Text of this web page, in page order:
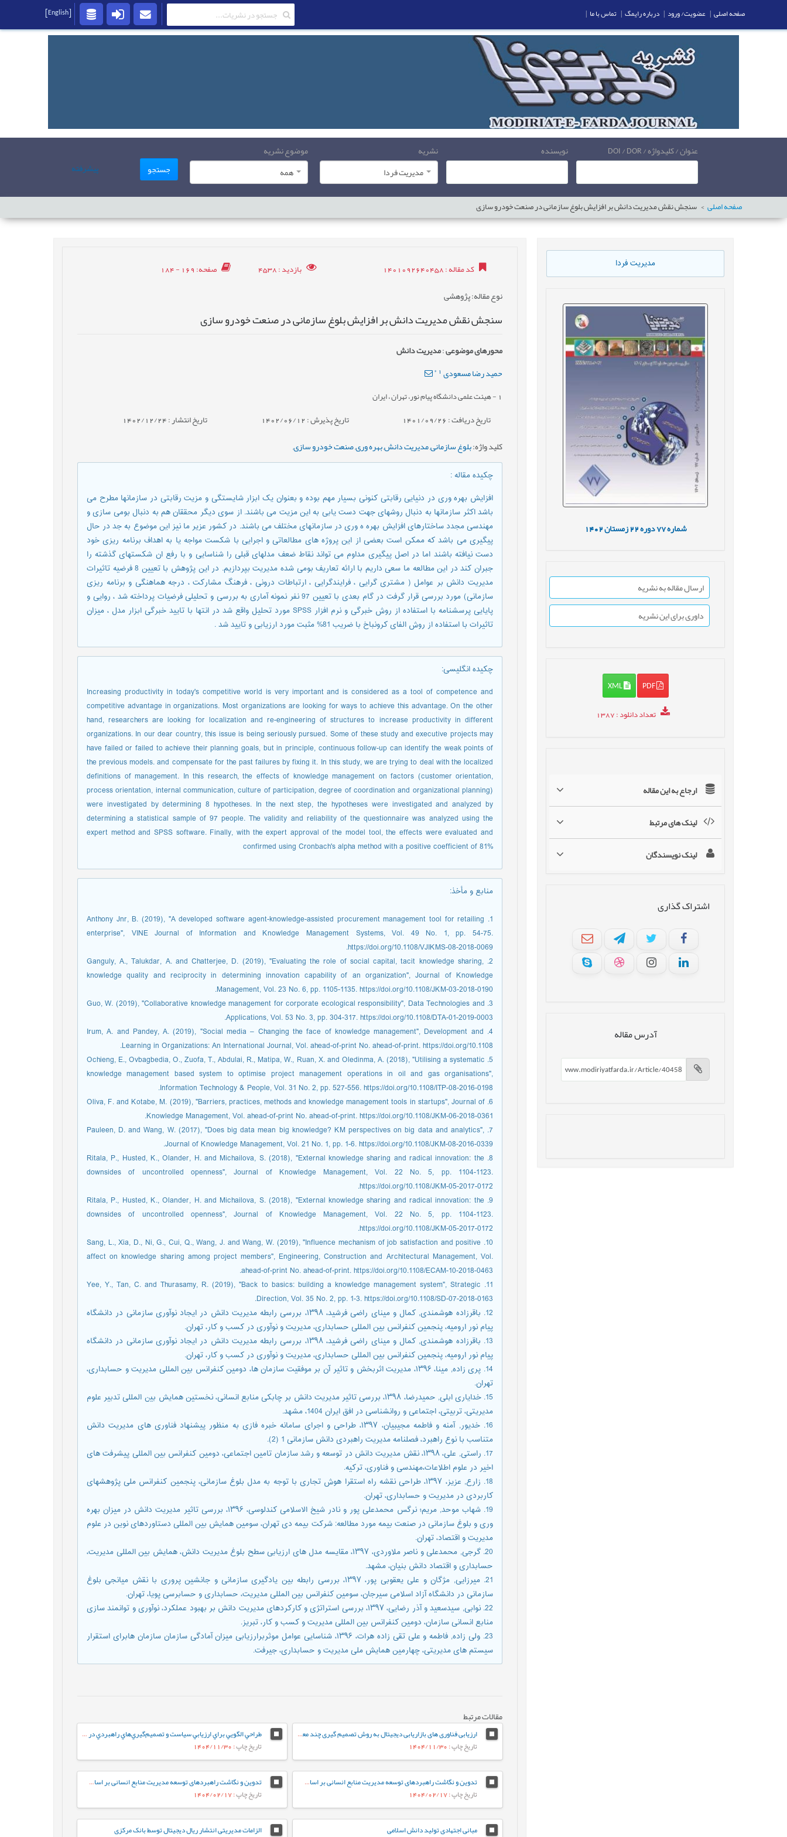
عنوان / کلیدواژه / DOI / DOR نویسنده
نشریه
مدیریت فردا
موضوع نشریه
همه
جستجو پیشرفته
صفحه اصلی سنجش نقش مدیریت دانش بر افزایش بلوغ سازمانی در صنعت خودرو سازی
مدیریت فردا
شماره77 دوره زمستان1402
ارسال مقاله به نشریه
داوری برای این نشریه
PDF
XML
تعداد دانلود: 1387
ارجاع به این مقاله
لینک های مرتبط
لینک نویسندگان
اشتراک گذاری
آدرس مقاله
کد مقاله: 1401092640458 بازدید: 4538 صفحه: 169 - 184
نوع مقاله: پژوهشی
سنجش نقش مدیریت دانش بر افزایش بلوغ سازمانی در صنعت خودرو سازی
محورهای موضوعی:مدیریت دانش
حمید رضا مسعودی 1
*
1 - هیئت علمی دانشگاه پیام نور، تهران ، ایران
تاریخ دریافت : 1401/09/26 تاریخ پذیرش : 1402/06/12 تاریخ انتشار : 1402/12/24
کلید واژه:بلوغ سازمانی,مدیریت دانش,بهره وری,صنعت خودرو سازی,
چکیده مقاله:
افزایش بهره وری در دنیایی رقابتی کنونی بسیار مهم بوده و بعنوان یک ابزار شایستگی و مزیت رقابتی در سازمانها مطرح می
باشد اکثر سازمانها به دنبال روشهای جهت دست یابی به این مزیت می باشند. از سوی دیگر محققان هم به دنبال بومی سازی و
مهندسی مجدد ساختارهای افزایش بهره ه وری در سازمانهای مختلف می باشند. در کشور عزیر ما نیز این موضوع به جد در حال
پیگیری می باشد که ممکن است بعضی از این پروژه های مطالعاتی و اجرایی با شکست مواجه یا به اهداف برنامه ریزی خود
دست نیافته باشند اما در اصل پیگیری مداوم می تواند نقاط ضعف مدلهای قبلی را شناسایی و با رفع ان شکستهای گذشته را
جبران کند در این مطالعه ما سعی داریم با ارائه تعاریف بومی شده مدیریت بپردازیم. در این پژوهش با تعیین 8 فرضیه تاثیرات
مدیریت دانش بر عوامل ( مشتری گرایی ، فرایندگرایی ، ارتباطات درونی ، فرهنگ مشارکت ، درجه هماهنگی و برنامه ریزی
سازمانی) مورد بررسی قرار گرفت در گام بعدی با تعیین 97 نفر نمونه آماری به بررسی و تحلیلی فرضیات پرداخته شد ، روایی و
پایایی پرسشنامه با استفاده از روش خبرگی و نرم افزار SPSS مورد تحلیل واقع شد در انتها با تایید خبرگی ابزار مدل ، میزان
تاثیرات با استفاده از روش الفای کرونباخ با ضریب 81% مثبت مورد ارزیابی و تایید شد .
چکیده انگلیسی:
Increasing productivity in today's competitive world is very important and is considered as a tool of competence and
competitive advantage in organizations. Most organizations are looking for ways to achieve this advantage. On the other
hand, researchers are looking for localization and re-engineering of structures to increase productivity in different
organizations. In our dear country, this issue is being seriously pursued. Some of these study and executive projects may
have failed or failed to achieve their planning goals, but in principle, continuous follow-up can identify the weak points of
the previous models. and compensate for the past failures by fixing it. In this study, we are trying to deal with the localized
definitions of management. In this research, the effects of knowledge management on factors (customer orientation,
process orientation, internal communication, culture of participation, degree of coordination and organizational planning)
were investigated by determining 8 hypotheses. In the next step, the hypotheses were investigated and analyzed by
determining a statistical sample of 97 people. The validity and reliability of the questionnaire was analyzed using the
expert method and SPSS software. Finally, with the expert approval of the model tool, the effects were evaluated and
confirmed using Cronbach's alpha method with a positive coefficient of 81%
منابع و مأخذ:
1. Anthony Jnr, B. (2019), "A developed software agent-knowledge-assisted procurement management tool for retailing
enterprise", VINE Journal of Information and Knowledge Management Systems, Vol. 49 No. 1, pp. 54-75.
https://doi.org/10.1108/VJIKMS-08-2018-0069.
2. Ganguly, A., Talukdar, A. and Chatterjee, D. (2019), "Evaluating the role of social capital, tacit knowledge sharing,
knowledge quality and reciprocity in determining innovation capability of an organization", Journal of Knowledge
Management, Vol. 23 No. 6, pp. 1105-1135. https://doi.org/10.1108/JKM-03-2018-0190.
3. Guo, W. (2019), "Collaborative knowledge management for corporate ecological responsibility", Data Technologies and
Applications, Vol. 53 No. 3, pp. 304-317. https://doi.org/10.1108/DTA-01-2019-0003.
4. Irum, A. and Pandey, A. (2019), "Social media – Changing the face of knowledge management", Development and
Learning in Organizations: An International Journal, Vol. ahead-of-print No. ahead-of-print. https://doi.org/10.1108.
5. Ochieng, E., Ovbagbedia, O., Zuofa, T., Abdulai, R., Matipa, W., Ruan, X. and Oledinma, A. (2018), "Utilising a systematic
knowledge management based system to optimise project management operations in oil and gas organisations",
Information Technology & People, Vol. 31 No. 2, pp. 527-556. https://doi.org/10.1108/ITP-08-2016-0198.
6. Oliva, F. and Kotabe, M. (2019), "Barriers, practices, methods and knowledge management tools in startups", Journal of
Knowledge Management, Vol. ahead-of-print No. ahead-of-print. https://doi.org/10.1108/JKM-06-2018-0361.
7. Pauleen, D. and Wang, W. (2017), "Does big data mean big knowledge? KM perspectives on big data and analytics",
Journal of Knowledge Management, Vol. 21 No. 1, pp. 1-6. https://doi.org/10.1108/JKM-08-2016-0339.
8. Ritala, P., Husted, K., Olander, H. and Michailova, S. (2018), "External knowledge sharing and radical innovation: the
downsides of uncontrolled openness", Journal of Knowledge Management, Vol. 22 No. 5, pp. 1104-1123.
https://doi.org/10.1108/JKM-05-2017-0172.
9. Ritala, P., Husted, K., Olander, H. and Michailova, S. (2018), "External knowledge sharing and radical innovation: the
downsides of uncontrolled openness", Journal of Knowledge Management, Vol. 22 No. 5, pp. 1104-1123.
https://doi.org/10.1108/JKM-05-2017-0172.
10. Sang, L., Xia, D., Ni, G., Cui, Q., Wang, J. and Wang, W. (2019), "Influence mechanism of job satisfaction and positive
affect on knowledge sharing among project members", Engineering, Construction and Architectural Management, Vol.
ahead-of-print No. ahead-of-print. https://doi.org/10.1108/ECAM-10-2018-0463.
11. Yee, Y., Tan, C. and Thurasamy, R. (2019), "Back to basics: building a knowledge management system", Strategic
Direction, Vol. 35 No. 2, pp. 1-3. https://doi.org/10.1108/SD-07-2018-0163.
12. باقرزاده هوشمندی, کمال و مینای راضی فرشید، ۱۳۹۸، بررسی رابطه مدیریت دانش در ایجاد نوآوری سازمانی در دانشگاه
پیام نور ارومیه، پنجمین کنفرانس بین المللی حسابداری، مدیریت و نوآوری در کسب و کار، تهران.
13. باقرزاده هوشمندی, کمال و مینای راضی فرشید، ۱۳۹۸، بررسی رابطه مدیریت دانش در ایجاد نوآوری سازمانی در دانشگاه
پیام نور ارومیه، پنجمین کنفرانس بین المللی حسابداری، مدیریت و نوآوری در کسب و کار، تهران.
14. پری زاده, مینا، ۱۳۹۶، مدیریت اثربخش و تاثیر آن بر موفقیت سازمان ها، دومین کنفرانس بین المللی مدیریت و حسابداری،
تهران.
15. خدایاری ابلی, حمیدرضا، ۱۳۹۸، بررسی تاثیر مدیریت دانش بر چابکی منابع انسانی، نخستین همایش بین المللی تدبیر علوم
مدیریتی، تربیتی، اجتماعی و روانشناسی در افق ایران 1404، مشهد.
16. خدیور, آمنه و فاطمه مجیبیان، ۱۳۹۷، طراحی و اجرای سامانه خبره فازی به منظور پیشنهاد فناوری های مدیریت دانش
متناسب با نوع راهبرد، فصلنامه مدیریت راهبردی دانش سازمانی 1 (2).
17. راستی, علی، ۱۳۹۸، نقش مدیریت دانش در توسعه و رشد سازمان تامین اجتماعی، دومین کنفرانس بین المللی پیشرفت های
اخیر در علوم اطلاعات،مهندسی و فناوری، ترکیه.
18. زارع, عزیز، ۱۳۹۷، طراحی نقشه راه استقرا هوش تجاری با توجه به مدل بلوغ سازمانی، پنجمین کنفرانس ملی پژوهشهای
کاربردی در مدیریت و حسابداری، تهران.
19. شهاب موحد, مریم؛ نرگس محمدعلی پور و نادر شیخ الاسلامی کندلوسی، ۱۳۹۶، بررسی تاثیر مدیریت دانش در میزان بهره
وری و بلوغ سازمانی در صنعت بیمه مورد مطالعه: شرکت بیمه دی تهران، سومین همایش بین المللی دستاوردهای نوین در علوم
مدیریت و اقتصاد، تهران.
20. گرجی, محمدعلی و ناصر ملاوردی، ۱۳۹۷، مقایسه مدل های ارزیابی سطح بلوغ مدیریت دانش، همایش بین المللی مدیریت،
حسابداری و اقتصاد دانش بنیان، مشهد.
21. میرزایی, مژگان و علی یعقوبی پور، ۱۳۹۷، بررسی رابطه بین یادگیری سازمانی و جانشین پروری با نقش میانجی بلوغ
سازمانی در دانشگاه آزاد اسلامی سیرجان، سومین کنفرانس بین المللی مدیریت، حسابداری و حسابرسی پویا، تهران.
22. نوابی, سیدسعید و آذر رضایی، ۱۳۹۷، بررسی استراتژی و کارکردهای مدیریت دانش بر بهبود عملکرد، نوآوری و توانمند سازی
منابع انسانی سازمان، دومین کنفرانس بین المللی مدیریت و کسب و کار، تبریز.
23. ولی زاده, فاطمه و علی تقی زاده هرات، ۱۳۹۶، شناسایی عوامل موثربرارزیابی میزان آمادگی سازمان سازمان هابرای استقرار
سیستم های مدیریتی، چهارمین همایش ملی مدیریت و حسابداری، جیرفت.
مقالات مرتبط
ارزیابی فناوری های بازاریابی دیجیتال به روش تصمیم گیری چند معیاره فازی (مورد مطالعه شرکت گوشتی کاله)
تاریخ چاپ: 1404/11/30
طراحي الگويي براي ارزيابي سياست و تصميم‌گيري‌هاي راهبردي در دانشگاه‌هاي ايران
تاریخ چاپ: 1404/11/30
تدوین و نگاشت راهبردهای توسعه مدیریت منابع انسانی بر اساس فناوری هوش مصنوعی در سازمان امور مالیاتی کشور
تاریخ چاپ: 1404/02/17
تدوین و نگاشت راهبردهای توسعه مدیریت منابع انسانی بر اساس فناوری هوش مصنوعی در سازمان امور مالیاتی کشور
تاریخ چاپ: 1404/02/17
مبانی اجتهادی تولید دانش اسلامی
الزامات مدیریتی انتشار ریال دیجیتال توسط بانک مرکزی
صفحه اصلی | عضویت/ ورود | درباره رایمگ | تماس با ما |
[English]